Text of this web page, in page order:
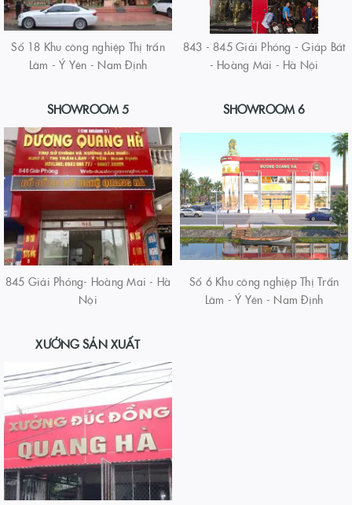
Số 18 Khu công nghiệp Thị trấn
Lâm - Ý Yên - Nam Định
843 - 845 Giải Phóng - Giáp Bát
- Hoàng Mai - Hà Nội
SHOWROOM 5
845 Giải Phóng- Hoàng Mai - Hà
Nội
SHOWROOM 6
Số 6 Khu công nghiệp Thị Trấn
Lâm - Ý Yên - Nam Định
XƯỞNG SẢN XUẤT